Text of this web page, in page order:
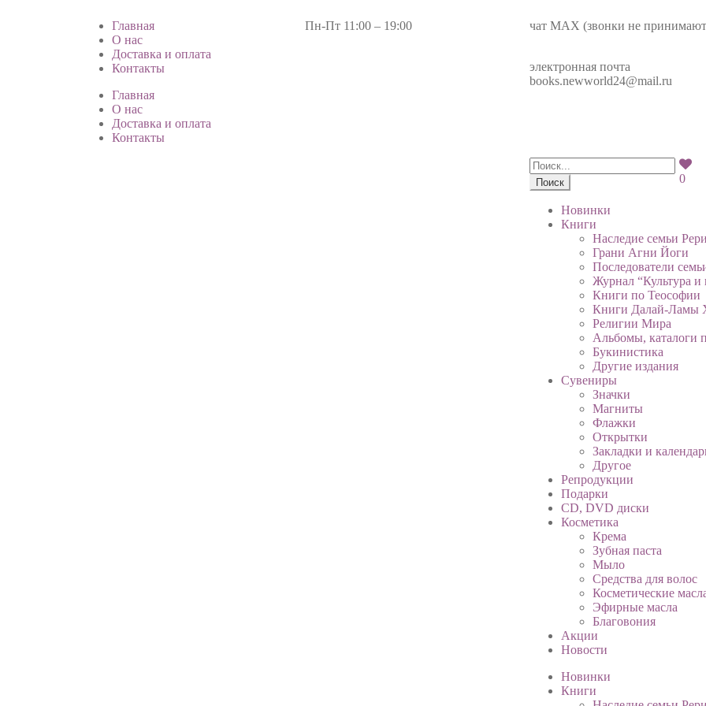
Главная
О нас
Доставка и оплата
Контакты
Главная
О нас
Доставка и оплата
Контакты
Пн-Пт 11:00 – 19:00
чат МАХ (звонки не
электронная почта
books.newworld24@mail.ru
Поиск 0
Новинки
Книги
Наследие семьи
Грани Агни Йоги
Последователи
Журнал “Культура и
Книги по Теософии
Книги Далай-Ламы
Религии Мира
Альбомы, каталоги
Букинистика
Другие издания
Сувениры
Значки
Магниты
Флажки
Открытки
Закладки и
Другое
Репродукции
Подарки
CD, DVD диски
Косметика
Крема
Зубная паста
Мыло
Средства для волос
Косметические
Эфирные масла
Благовония
Акции
Новости
Новинки
Книги